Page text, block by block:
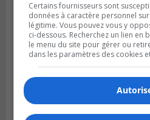
Certains fournisseurs sont
données à caractère personnel
légitime. Vous pouvez vous y
ci-dessous. Recherchez un lien en
le menu du site pour gérer ou
dans les paramètres des cookies